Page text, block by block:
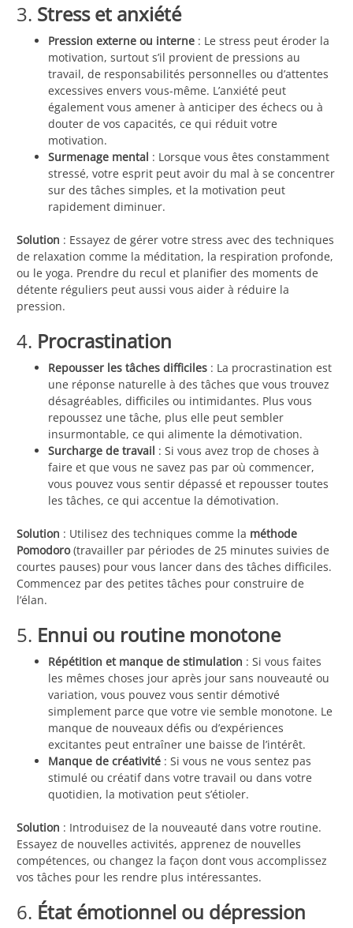
3. Stress et anxiété
Pression externe ou interne : Le stress peut éroder la
motivation, surtout s’il provient de pressions au
travail, de responsabilités personnelles ou d’attentes
excessives envers vous-même. L’anxiété peut
également vous amener à anticiper des échecs ou à
douter de vos capacités, ce qui réduit votre
motivation.
Surmenage mental : Lorsque vous êtes constamment
stressé, votre esprit peut avoir du mal à se concentrer
sur des tâches simples, et la motivation peut
rapidement diminuer.
Solution : Essayez de gérer votre stress avec des techniques
de relaxation comme la méditation, la respiration profonde,
ou le yoga. Prendre du recul et planifier des moments de
détente réguliers peut aussi vous aider à réduire la
pression.
4. Procrastination
Repousser les tâches difficiles : La procrastination est
une réponse naturelle à des tâches que vous trouvez
désagréables, difficiles ou intimidantes. Plus vous
repoussez une tâche, plus elle peut sembler
insurmontable, ce qui alimente la démotivation.
Surcharge de travail : Si vous avez trop de choses à
faire et que vous ne savez pas par où commencer,
vous pouvez vous sentir dépassé et repousser toutes
les tâches, ce qui accentue la démotivation.
Solution : Utilisez des techniques comme la méthode
Pomodoro(travailler par périodes de 25 minutes suivies de
courtes pauses) pour vous lancer dans des tâches difficiles.
Commencez par des petites tâches pour construire de
l’élan.
5. Ennui ou routine monotone
Répétition et manque de stimulation : Si vous faites
les mêmes choses jour après jour sans nouveauté ou
variation, vous pouvez vous sentir démotivé
simplement parce que votre vie semble monotone. Le
manque de nouveaux défis ou d’expériences
excitantes peut entraîner une baisse de l’intérêt.
Manque de créativité : Si vous ne vous sentez pas
stimulé ou créatif dans votre travail ou dans votre
quotidien, la motivation peut s’étioler.
Solution : Introduisez de la nouveauté dans votre routine.
Essayez de nouvelles activités, apprenez de nouvelles
compétences, ou changez la façon dont vous accomplissez
vos tâches pour les rendre plus intéressantes.
6. État émotionnel ou dépression